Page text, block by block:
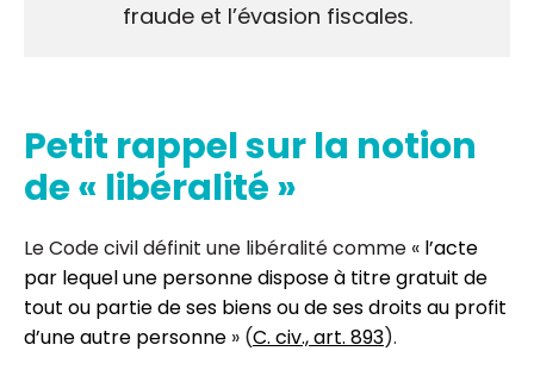
fraude et l’évasion fiscales.
Petit rappel sur la notion
de « libéralité »
Le Code civil définit une libéralité comme « l’acte
par lequel une personne dispose à titre gratuit de
tout ou partie de ses biens ou de ses droits au profit
d’une autre personne » (C. civ., art. 893).